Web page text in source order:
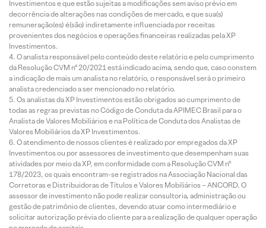
Investimentos e que estão sujeitas a modificações sem aviso prévio em
decorrência de alterações nas condições de mercado, e que sua(s)
remuneração(es) é(são) indiretamente influenciada por receitas
provenientes dos negócios e operações financeiras realizadas pela XP
Investimentos.
O analista responsável pelo conteúdo deste relatório e pelo cumprimento
da Resolução CVM nº 20/2021 está indicado acima, sendo que, caso constem
a indicação de mais um analista no relatório, o responsável será o primeiro
analista credenciado a ser mencionado no relatório.
Os analistas da XP Investimentos estão obrigados ao cumprimento de
todas as regras previstas no Código de Conduta da APIMEC Brasil para o
Analista de Valores Mobiliários e na Política de Conduta dos Analistas de
Valores Mobiliários da XP Investimentos.
O atendimento de nossos clientes é realizado por empregados da XP
Investimentos ou por assessores de investimento que desempenham suas
atividades por meio da XP, em conformidade com a Resolução CVM nº
178/2023, os quais encontram-se registrados na Associação Nacional das
Corretoras e Distribuidoras de Títulos e Valores Mobiliários – ANCORD. O
assessor de investimento não pode realizar consultoria, administração ou
gestão de patrimônio de clientes, devendo atuar como intermediário e
solicitar autorização prévia do cliente para a realização de qualquer operação